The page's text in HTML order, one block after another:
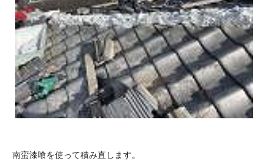
南蛮漆喰を使って積み直します。